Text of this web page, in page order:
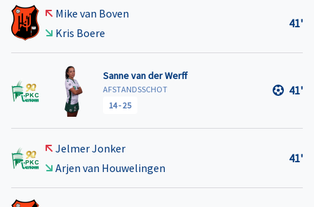
Mike van Boven
Kris Boere
41'
Sanne van der Werff
AFSTANDSSCHOT
14-25
41'
Jelmer Jonker
Arjen van Houwelingen
41'